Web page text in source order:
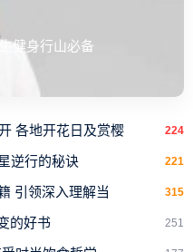
健身行山必备
各地开花日及赏樱 224
逆行的秘诀 221
引领深入理解当 315
的好书 251